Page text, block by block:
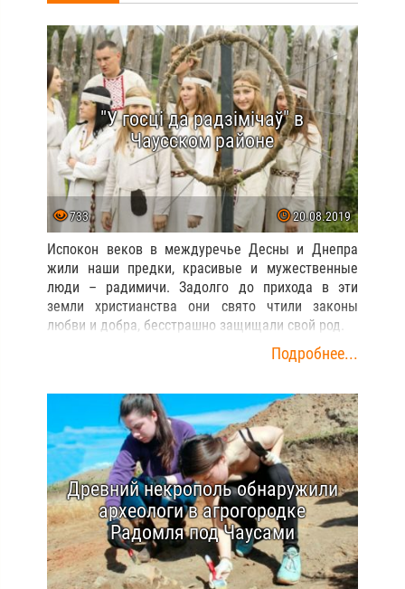
"У госці да радзімічаў" в
Чаусском районе
733 20.08.2019
Испокон веков в междуречье Десны и Днепра
жили наши предки, красивые и мужественные
люди – радимичи. Задолго до прихода в эти
земли христианства они свято чтили законы
любви и добра, бесстрашно защищали свой род.
Подробнее...
Древний некрополь обнаружили
археологи в агрогородке
Радомля под Чаусами